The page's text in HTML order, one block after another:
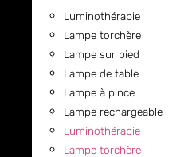
Luminothérapie
Lampe torchère
Lampe sur pied
Lampe de table
Lampe à pince
Lampe rechargeable
Luminothérapie
Lampe torchère